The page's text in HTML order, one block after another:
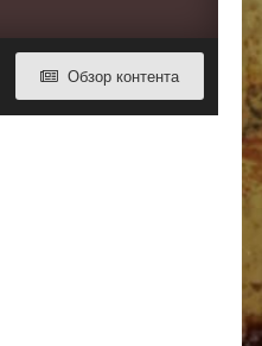
Обзор контента